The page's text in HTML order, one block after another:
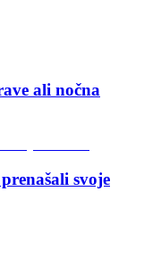
ali nočna
svoje